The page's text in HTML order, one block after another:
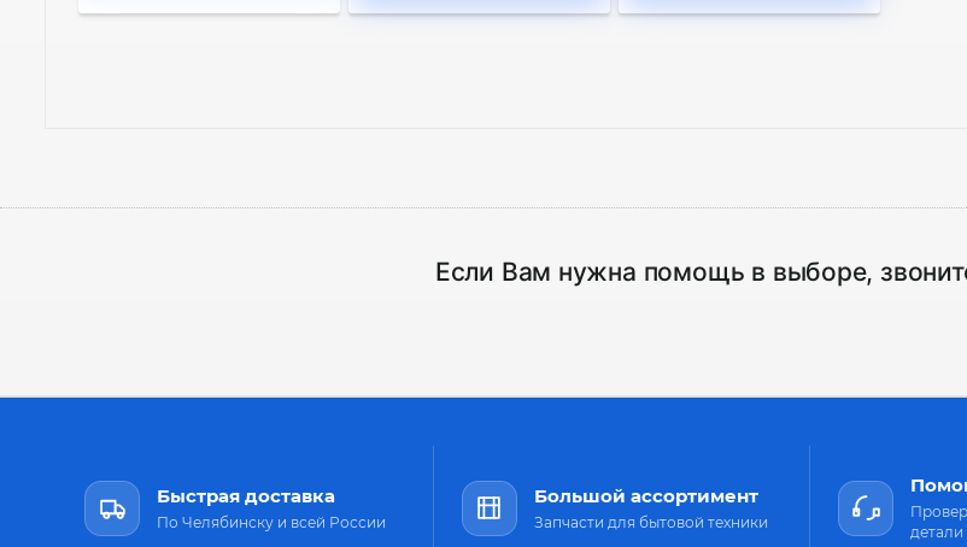
Если Вам нужна помощь в выборе,
Быстрая доставка
По Челябинску и всей России
Большой ассортимент
Запчасти для бытовой техники
детали